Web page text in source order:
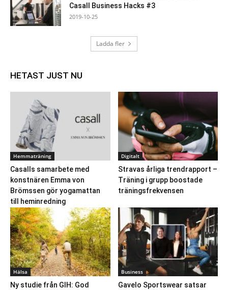
Casall Business Hacks #3
2019-10-25
Ladda fler
HETAST JUST NU
Hemmaträning
Casalls samarbete med
konstnären Emma von
Brömssen gör yogamattan
till heminredning
Digitalt
Stravas årliga trendrapport –
Träning i grupp boostade
träningsfrekvensen
Hälsa
Ny studie från GIH: God
Business
Gavelo Sportswear satsar